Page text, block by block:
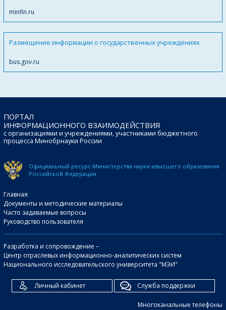
minfin.ru
Размещение информации о государственных учреждениях
bus.gov.ru
ПОРТАЛ
ИНФОРМАЦИОННОГО ВЗАИМОДЕЙСТВИЯ
с организациями и учреждениями, участниками бюджетного
процесса Минобрнауки России
Официальный ресурс Министерства науки ивысшего образования
Российской Федерации
Главная
Документы и методические материалы
Часто задаваемые вопросы
Руководство пользователя
Разработка и сопровождение –
Центр отраслевых информационно-аналитических систем
Национального исследовательского университета "МЭИ"
Личный кабинет Служба поддержки
Многоканальные телефоны